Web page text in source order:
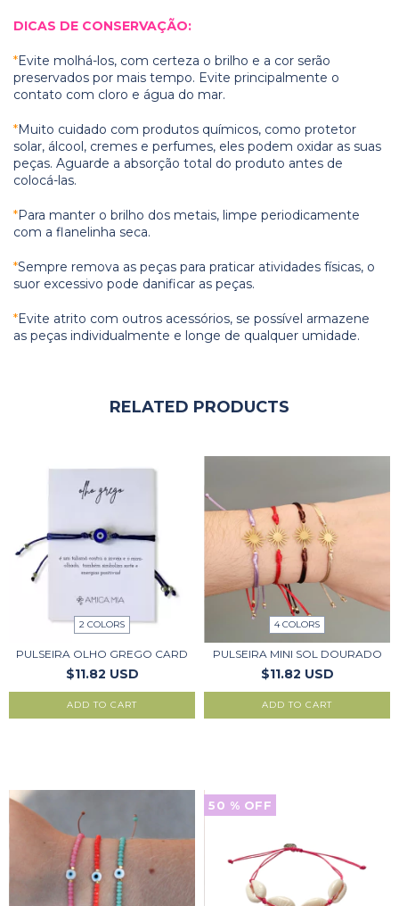
DICAS DE CONSERVAÇÃO:
*Evite molhá-los, com certeza o brilho e a cor serão
preservados por mais tempo. Evite principalmente o
contato com cloro e água do mar.
*Muito cuidado com produtos químicos, como protetor
solar, álcool, cremes e perfumes, eles podem oxidar as suas
peças. Aguarde a absorção total do produto antes de
colocá-las.
*Para manter o brilho dos metais, limpe periodicamente
com a flanelinha seca.
*Sempre remova as peças para praticar atividades físicas, o
suor excessivo pode danificar as peças.
*Evite atrito com outros acessórios, se possível armazene
as peças individualmente e longe de qualquer umidade.
RELATED PRODUCTS
2 COLORS
PULSEIRA OLHO GREGO CARD
$11.82 USD
ADD TO CART
4 COLORS
PULSEIRA MINI SOL DOURADO
$11.82 USD
ADD TO CART
50 % OFF